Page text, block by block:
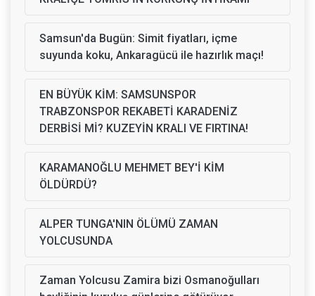
Samsun'da Bugün: Simit fiyatları, içme
suyunda koku, Ankaragücü ile hazırlık maçı!
EN BÜYÜK KİM: SAMSUNSPOR
TRABZONSPOR REKABETİ KARADENİZ
DERBİSİ Mİ? KUZEYİN KRALI VE FIRTINA!
KARAMANOĞLU MEHMET BEY'İ KİM
ÖLDÜRDÜ?
ALPER TUNGA'NIN ÖLÜMÜ ZAMAN
YOLCUSUNDA
Zaman Yolcusu Zamira bizi Osmanoğulları